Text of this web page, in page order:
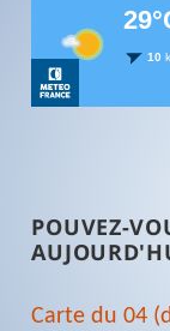
POUVEZ-
Carte du 04